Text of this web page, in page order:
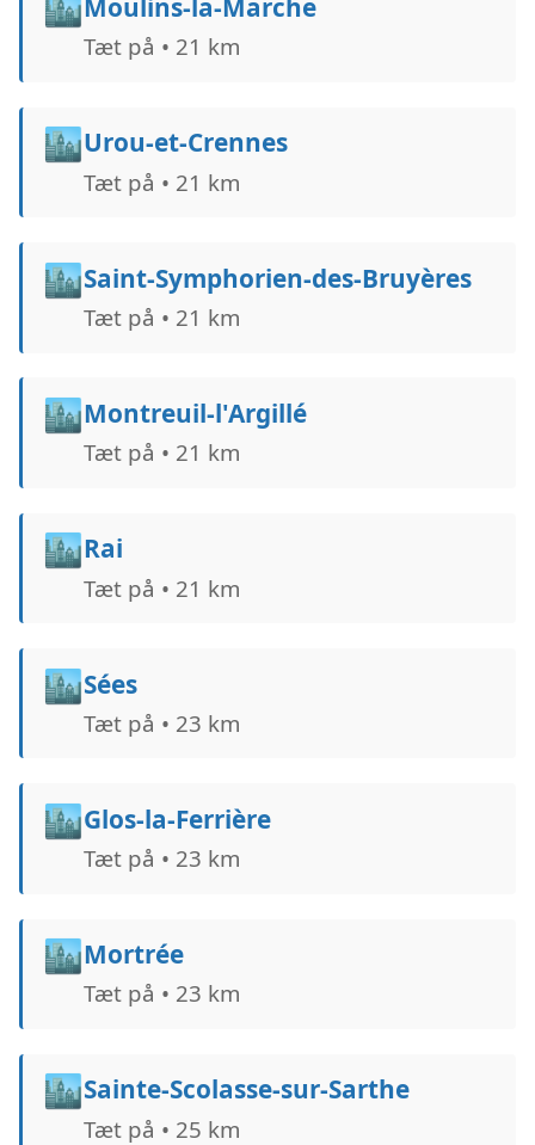
Moulins-la-Marche
Tæt på • 21 km
🏙️Urou-et-Crennes
Tæt på • 21 km
🏙️Saint-Symphorien-des-Bruyères
Tæt på • 21 km
🏙️Montreuil-l'Argillé
Tæt på • 21 km
🏙️Rai
Tæt på • 21 km
🏙️Sées
Tæt på • 23 km
🏙️Glos-la-Ferrière
Tæt på • 23 km
🏙️Mortrée
Tæt på • 23 km
🏙️Sainte-Scolasse-sur-Sarthe
Tæt på • 25 km